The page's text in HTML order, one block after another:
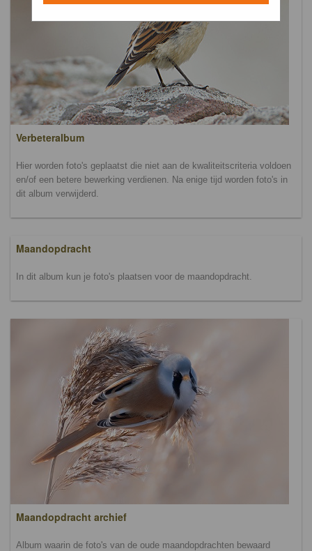
Verbeteralbum
Hier worden foto's geplaatst die niet aan de kwaliteitscriteria voldoen
en/of een betere bewerking verdienen. Na enige tijd worden foto's in
dit album verwijderd.
Maandopdracht
In dit album kun je foto's plaatsen voor de maandopdracht.
Maandopdracht archief
Album waarin de foto's van de oude maandopdrachten bewaard